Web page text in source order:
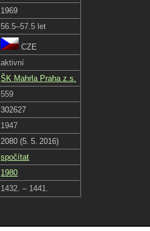
1969
56.5–57.5 let
CZE
aktivní
ŠK Mahrla Praha z.s.
559
302627
1947
2080 (5. 5. 2016)
spočítat
1980
1432. – 1441.